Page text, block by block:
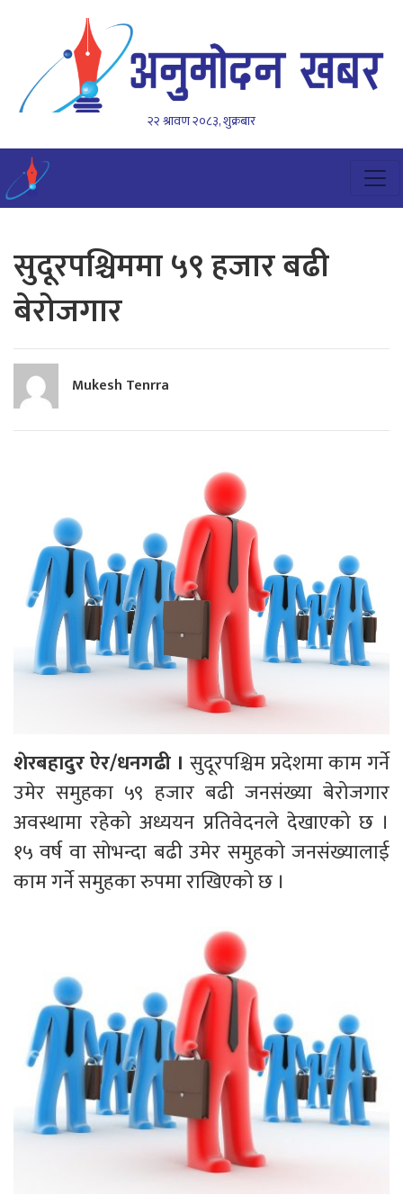
२२ श्रावण २०८३, शुक्रबार
सुदूरपश्चिममा ५९ हजार बढी
बेरोजगार
Mukesh Tenrra
शेरबहादुर ऐर/धनगढी । सुदूरपश्चिम प्रदेशमा काम गर्ने
उमेर समुहका ५९ हजार बढी जनसंख्या बेरोजगार
अवस्थामा रहेको अध्ययन प्रतिवेदनले देखाएको छ ।
१५ वर्ष वा सोभन्दा बढी उमेर समुहको जनसंख्यालाई
काम गर्ने समुहका रुपमा राखिएको छ ।